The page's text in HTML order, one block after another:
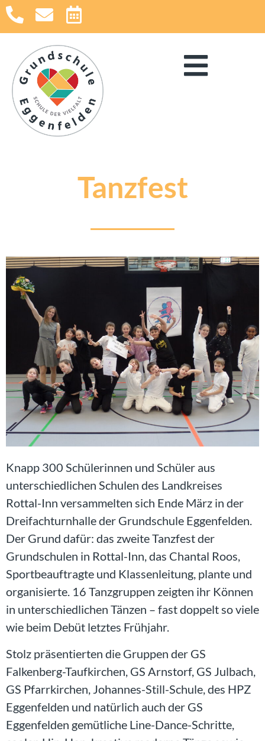
Tanzfest
Knapp 300 Schülerinnen und Schüler aus
unterschiedlichen Schulen des Landkreises
Rottal-Inn versammelten sich Ende März in der
Dreifachturnhalle der Grundschule Eggenfelden.
Der Grund dafür: das zweite Tanzfest der
Grundschulen in Rottal-Inn, das Chantal Roos,
Sportbeauftragte und Klassenleitung, plante und
organisierte. 16 Tanzgruppen zeigten ihr Können
in unterschiedlichen Tänzen – fast doppelt so viele
wie beim Debüt letztes Frühjahr.
Stolz präsentierten die Gruppen der GS
Falkenberg-Taufkirchen, GS Arnstorf, GS Julbach,
GS Pfarrkirchen, Johannes-Still-Schule, des HPZ
Eggenfelden und natürlich auch der GS
Eggenfelden gemütliche Line-Dance-Schritte,